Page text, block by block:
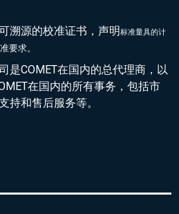
溯源的校准证书，声明标准量具的计
要求。
是COMET在国内的总代理商，以
在国内的所有事务，包括市
持和售后服务等。